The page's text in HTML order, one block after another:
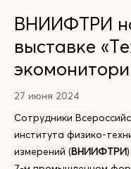
ВНИИФТРИ
выставке
27 июня 2024
Сотрудники
института физико-
измерений (ВНИИФТРИ